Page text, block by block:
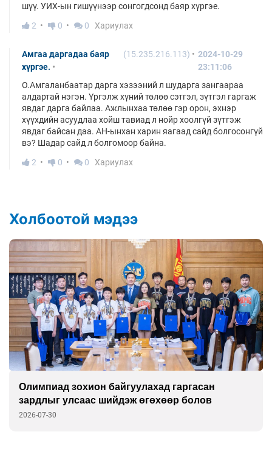
шүү. УИХ-ын гишүүнээр сонгогдсонд баяр хүргэе.
2
0 0 Хариулах
Амгаа даргадаа баяр
хүргэе.
(15.235.216.113)
2024-10-29
23:11:06
О.Амгаланбаатар дарга хэзээний л шударга зангаараа
алдартай нэгэн. Үргэлж хүний төлөө сэтгэл, зүтгэл гаргаж
явдаг дарга байлаа. Ажлынхаа төлөө гэр орон, эхнэр
хүүхдийн асуудлаа хойш тавиад л нойр хоолгүй зүтгэж
явдаг байсан даа. АН-ынхан харин яагаад сайд болгосонгүй
вэ? Шадар сайд л болгомоор байна.
2
0 0 Хариулах
Холбоотой мэдээ
Олимпиад зохион байгуулахад гаргасан
зардлыг улсаас шийдэж өгөхөөр болов
2026-07-30